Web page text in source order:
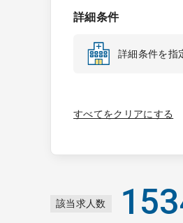
詳細条件
詳細条件を指
すべてをクリアにする
該当求人数